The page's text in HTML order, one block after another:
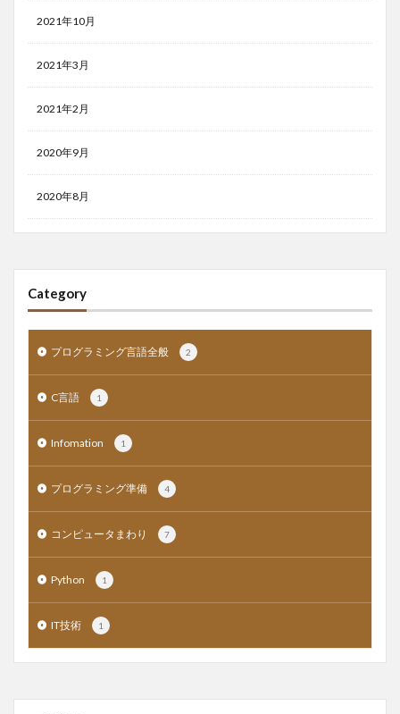
2021年10月
2021年3月
2021年2月
2020年9月
2020年8月
Category
プログラミング言語全般 2
C言語 1
Infomation 1
プログラミング準備 4
コンピュータまわり 7
Python 1
IT技術 1